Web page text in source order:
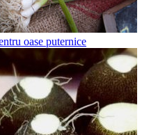
oase puternice